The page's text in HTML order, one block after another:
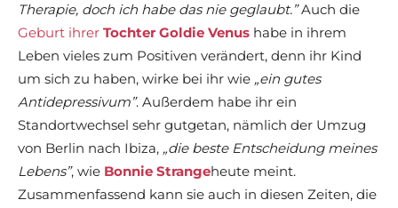
Therapie, doch ich habe das nie geglaubt.”Auch die
Geburt ihrer Tochter Goldie Venus habe in ihrem
Leben vieles zum Positiven verändert, denn ihr Kind
um sich zu haben, wirke bei ihr wie „ein gutes
Antidepressivum”. Außerdem habe ihr ein
Standortwechsel sehr gutgetan, nämlich der Umzug
von Berlin nach Ibiza, „die beste Entscheidung meines
Lebens”, wie Bonnie Strangeheute meint.
Zusammenfassend kann sie auch in diesen Zeiten, die